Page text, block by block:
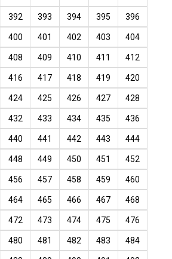
392 393 394 395 396
400 401 402 403 404
408 409 410 411 412
416 417 418 419 420
424 425 426 427 428
432 433 434 435 436
440 441 442 443 444
448 449 450 451 452
456 457 458 459 460
464 465 466 467 468
472 473 474 475 476
480 481 482 483 484